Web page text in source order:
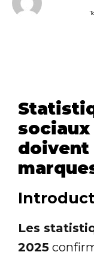
sociaux
doivent
Les
2025